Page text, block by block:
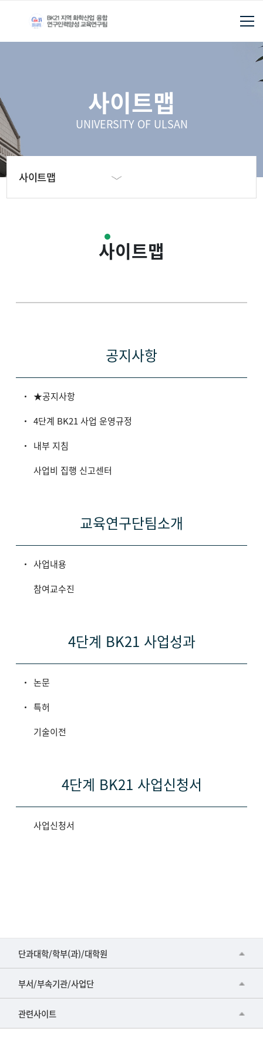
사이트맵
UNIVERSITY OF ULSAN
사이트맵
사이트맵
공지사항
★공지사항
4단계 BK21 사업 운영규정
내부 지침
사업비 집행 신고센터
교육연구단팀소개
사업내용
참여교수진
4단계 BK21 사업성과
논문
특허
기술이전
4단계 BK21 사업신청서
사업신청서
단과대학/학부(과)/대학원
■인문대학
▷국어국문학부
▷일본어·일본학과
부서/부속기관/사업단
공동기기센터
공학교육혁신센터
관련사이트
건강가정지원센터
교수협의회